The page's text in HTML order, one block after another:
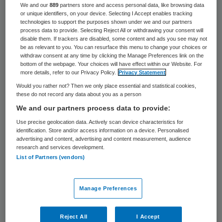
68 keer gelezen
Op de ic’s lagen zondag 159
coronapatiënten: elf minder dan zaterdag,
meldt het Landelijk Coördinatiecentrum
Patiënten Spreiding (LCPS). Voor andere
zorg zijn ‘slechts’ 500 ic-bedden bezet.
Volgens voorzitter Ernst Kuipers van het
Landelijk Netwerk Acute Zorg is de
bezetting op de ic’s laag te noemen: “Dat
komt omdat huisartsen en ziekenhuizen
kennelijk langer nodig hebben om de
reguliere zorg weer op te starten.”
Het officiële aantal doden door het
We and our889 partners store and access personal data, like browsing data
or unique identifiers, on your device. Selecting I Accept enables tracking
technologies to support the purposes shown under we and our partners
process data to provide. Selecting Reject All or withdrawing your consent will
disable them. If trackers are disabled, some content and ads you see may not
be as relevant to you. You can resurface this menu to change your choices or
withdraw consent at any time by clicking the Manage Preferences link on the
bottom of the webpage. Your choices will have effect within our Website. For
more details, refer to our Privacy Policy.
Privacy Statement
Would you rather not? Then we only place essential and statistical cookies,
these do not record any data about you as a person
We and our partners process data to provide:
Use precise geolocation data. Actively scan device characteristics for
identification. Store and/or access information on a device. Personalised
advertising and content, advertising and content measurement, audience
research and services development.
List of Partners (vendors)
Manage Preferences
Reject All I Accept